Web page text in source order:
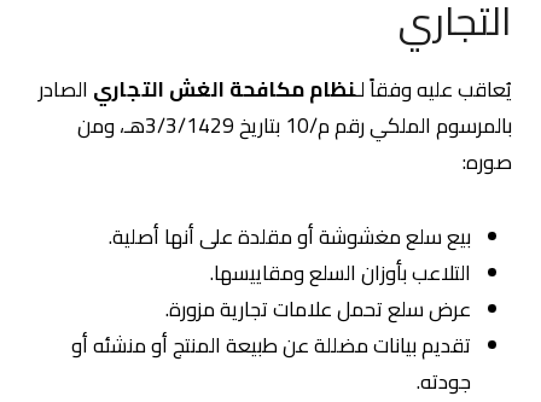
التجاري
يُعاقب عليه وفقاً لـنظام مكافحة الغش التجاري الصادر
بالمرسوم الملكي رقم م/10 بتاريخ 3/3/1429هـ، ومن
صوره:
بيع سلع مغشوشة أو مقلدة على أنها أصلية.
التلاعب بأوزان السلع ومقاييسها.
عرض سلع تحمل علامات تجارية مزورة.
تقديم بيانات مضللة عن طبيعة المنتج أو منشئه أو
جودته.